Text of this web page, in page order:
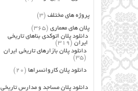
پروژه های مختلف (3)
پلان های معماری (365)
دانلود پلان اتوکدی بناهای تاریخی
ایران (319)
دانلود پلان بازارهای تاریخی ایران
(35)
دانلود پلان کاروانسراها (20)
دانلود پلان مساجد و مدارس تاریخی